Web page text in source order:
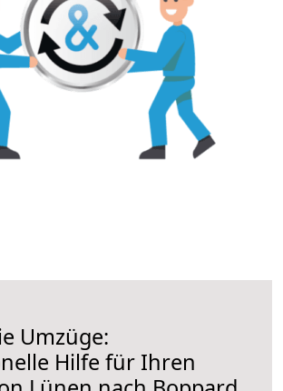
Umzüge:
Hilfe für Ihren